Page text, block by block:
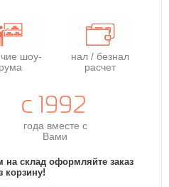
шоу-
рума
нал / безнал
расчет
года вместе с
Вами
на склад оформляйте заказ
корзину!